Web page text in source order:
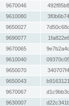
9670046
9610080
9650027
9690077
9670065
9610040
9650070
9650043
9670067
9630007